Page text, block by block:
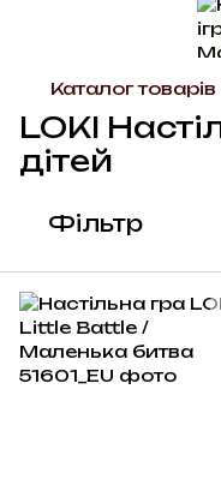
Каталог товарів
LOKI
дітей
Фільтр